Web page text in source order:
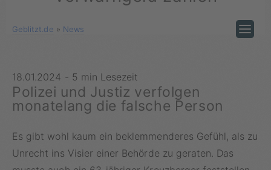
Geblitzt.de » News
18.01.2024 - 5 min Lesezeit
Polizei und Justiz verfolgen
monatelang die falsche Person
Es gibt wohl kaum ein beklemmenderes Gefühl, als zu
Unrecht ins Visier einer Behörde zu geraten. Das